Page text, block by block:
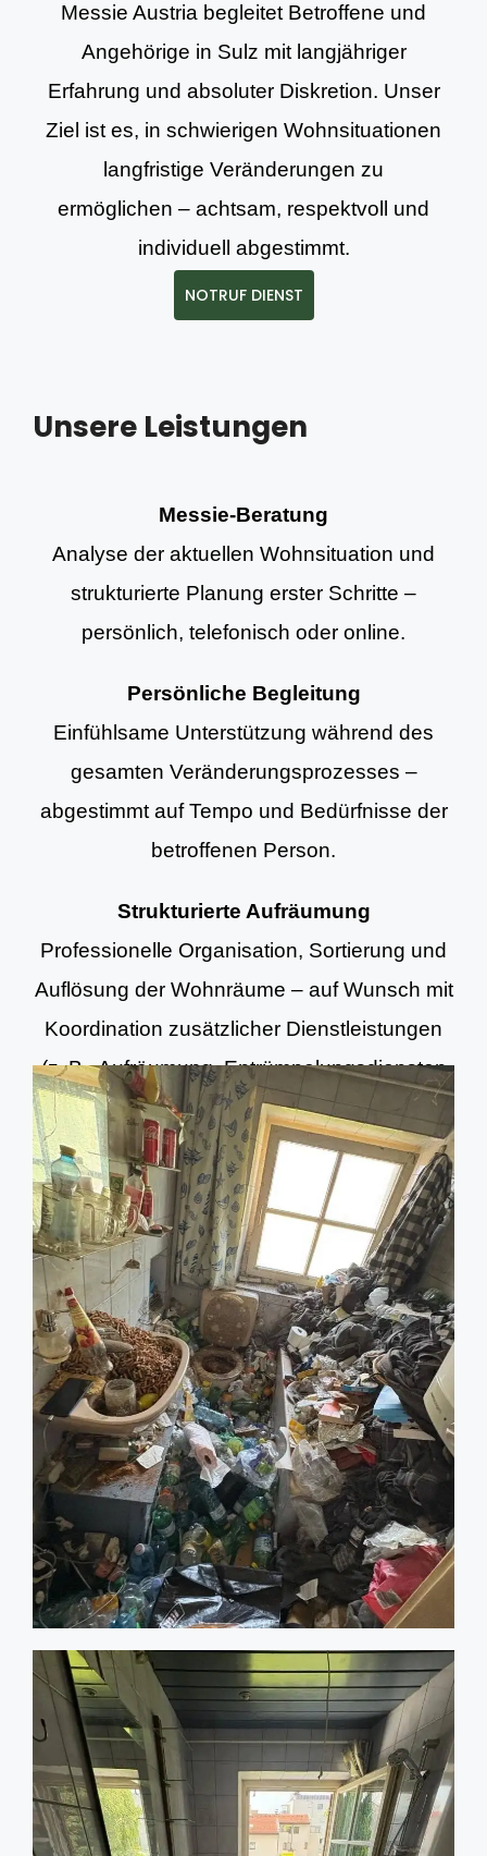
Messie Austria begleitet Betroffene und
Angehörige in Sulz mit langjähriger
Erfahrung und absoluter Diskretion. Unser
Ziel ist es, in schwierigen Wohnsituationen
langfristige Veränderungen zu
ermöglichen – achtsam, respektvoll und
individuell abgestimmt.
NOTRUF DIENST
Unsere Leistungen
Messie-Beratung
Analyse der aktuellen Wohnsituation und
strukturierte Planung erster Schritte –
persönlich, telefonisch oder online.
Persönliche Begleitung
Einfühlsame Unterstützung während des
gesamten Veränderungsprozesses –
abgestimmt auf Tempo und Bedürfnisse der
betroffenen Person.
Strukturierte Aufräumung
Professionelle Organisation, Sortierung und
Auflösung der Wohnräume – auf Wunsch mit
Koordination zusätzlicher Dienstleistungen
(z. B. Aufräumung, Entrümpelungsdiensten
und Grundreinigung).